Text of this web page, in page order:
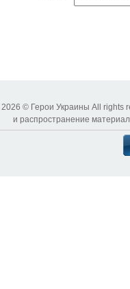
2026 © Герои Украины All rights
и распространение